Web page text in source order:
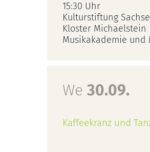
15:30 Uhr
Kulturstiftung
Kloster Michaelstein |
Musikakademie und
We 30.09.
Kaffeekranz und